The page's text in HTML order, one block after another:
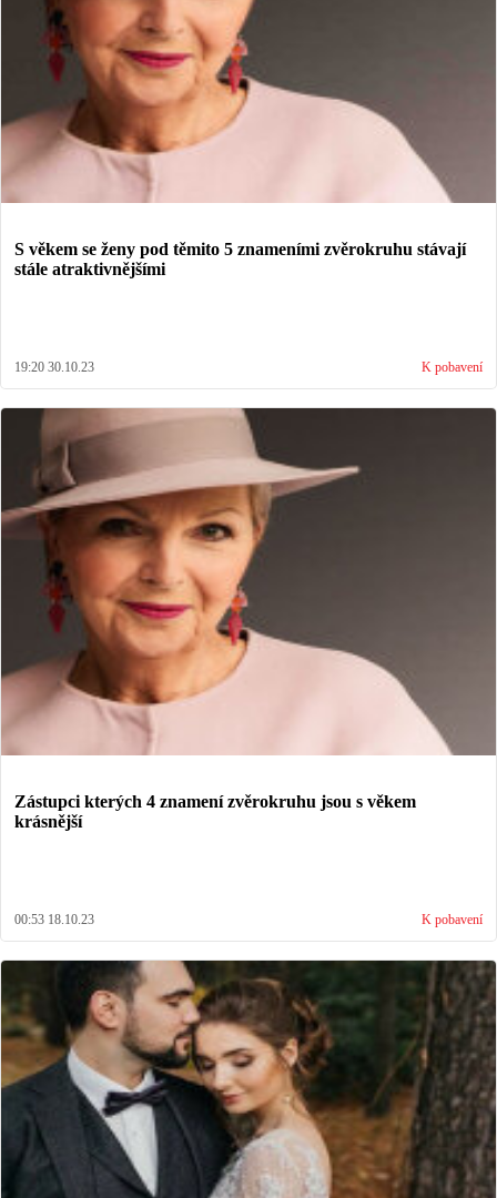
S věkem se ženy pod těmito 5 znameními zvěrokruhu stávají
stále atraktivnějšími
19:20 30.10.23 K pobavení
Zástupci kterých 4 znamení zvěrokruhu jsou s věkem
krásnější
00:53 18.10.23 K pobavení